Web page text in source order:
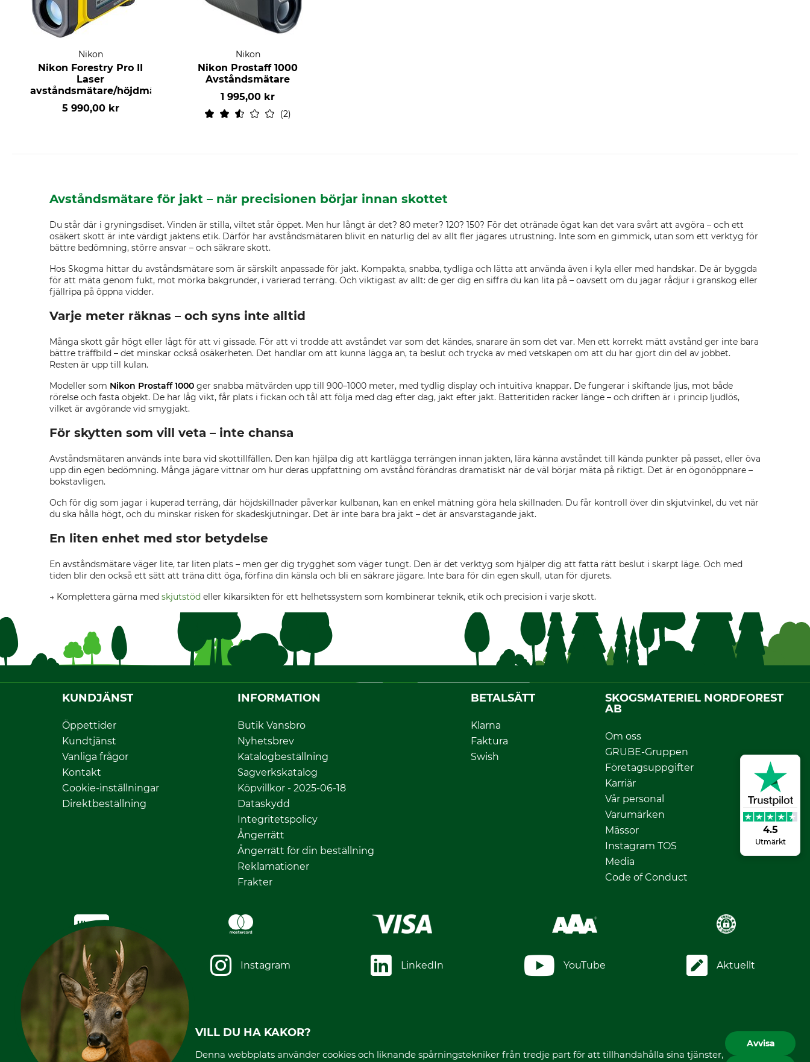
4.5
Utmärkt
Nikon
Nikon Forestry Pro II
Laser
avståndsmätare/höjdmätare
5 990,00 kr
Nikon
Nikon Prostaff 1000
Avståndsmätare
1 995,00 kr
2
Avståndsmätare för jakt – när precisionen börjar innan skottet
Du står där i gryningsdiset. Vinden är stilla, viltet står öppet. Men hur långt är det? 80 meter? 120? 150? För det otränade ögat kan det vara svårt att avgöra – och ett
osäkert skott är inte värdigt jaktens etik. Därför har avståndsmätaren blivit en naturlig del av allt fler jägares utrustning. Inte som en gimmick, utan som ett verktyg för
bättre bedömning, större ansvar – och säkrare skott.
Hos Skogma hittar du avståndsmätare som är särskilt anpassade för jakt. Kompakta, snabba, tydliga och lätta att använda även i kyla eller med handskar. De är byggda
för att mäta genom fukt, mot mörka bakgrunder, i varierad terräng. Och viktigast av allt: de ger dig en siffra du kan lita på – oavsett om du jagar rådjur i granskog eller
fjällripa på öppna vidder.
Varje meter räknas – och syns inte alltid
Många skott går högt eller lågt för att vi gissade. För att vi trodde att avståndet var som det kändes, snarare än som det var. Men ett korrekt mätt avstånd ger inte bara
bättre träffbild – det minskar också osäkerheten. Det handlar om att kunna lägga an, ta beslut och trycka av med vetskapen om att du har gjort din del av jobbet.
Resten är upp till kulan.
Modeller som Nikon Prostaff 1000 ger snabba mätvärden upp till 900–1000 meter, med tydlig display och intuitiva knappar. De fungerar i skiftande ljus, mot både
rörelse och fasta objekt. De har låg vikt, får plats i fickan och tål att följa med dag efter dag, jakt efter jakt. Batteritiden räcker länge – och driften är i princip ljudlös,
vilket är avgörande vid smygjakt.
För skytten som vill veta – inte chansa
Avståndsmätaren används inte bara vid skottillfällen. Den kan hjälpa dig att kartlägga terrängen innan jakten, lära känna avståndet till kända punkter på passet, eller öva
upp din egen bedömning. Många jägare vittnar om hur deras uppfattning om avstånd förändras dramatiskt när de väl börjar mäta på riktigt. Det är en ögonöppnare –
bokstavligen.
Och för dig som jagar i kuperad terräng, där höjdskillnader påverkar kulbanan, kan en enkel mätning göra hela skillnaden. Du får kontroll över din skjutvinkel, du vet när
du ska hålla högt, och du minskar risken för skadeskjutningar. Det är inte bara bra jakt – det är ansvarstagande jakt.
En liten enhet med stor betydelse
En avståndsmätare väger lite, tar liten plats – men ger dig trygghet som väger tungt. Den är det verktyg som hjälper dig att fatta rätt beslut i skarpt läge. Och med
tiden blir den också ett sätt att träna ditt öga, förfina din känsla och bli en säkrare jägare. Inte bara för din egen skull, utan för djurets.
→ Komplettera gärna med skjutstöd eller kikarsikten för ett helhetssystem som kombinerar teknik, etik och precision i varje skott.
KUNDJÄNST
Öppettider
Kundtjänst
Vanliga frågor
Kontakt
Cookie-inställningar
Direktbeställning
INFORMATION
Butik Vansbro
Nyhetsbrev
Katalogbeställning
Sagverkskatalog
Köpvillkor - 2025-06-18
Dataskydd
Integritetspolicy
Ångerrätt
Ångerrätt för din beställning
Reklamationer
Frakter
BETALSÄTT
Klarna
Faktura
Swish
SKOGSMATERIEL NORDFOREST
AB
Om oss
GRUBE-Gruppen
Företagsuppgifter
Karriär
Vår personal
Varumärken
Mässor
Instagram TOS
Media
Code of Conduct
Facebook Instagram LinkedIn YouTube Aktuellt
VILL DU HA KAKOR?
Denna webbplats använder cookies och liknande spårningstekniker från tredje part för att tillhandahålla sina tjänster,
Avvisa